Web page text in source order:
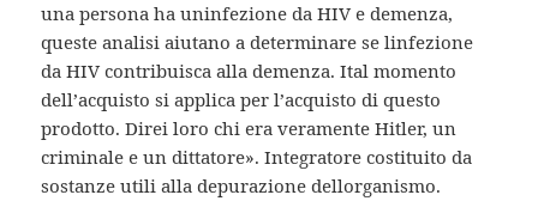
una persona ha uninfezione da HIV e demenza,
queste analisi aiutano a determinare se linfezione
da HIV contribuisca alla demenza. Ital momento
dell’acquisto si applica per l’acquisto di questo
prodotto. Direi loro chi era veramente Hitler, un
criminale e un dittatore». Integratore costituito da
sostanze utili alla depurazione dellorganismo.